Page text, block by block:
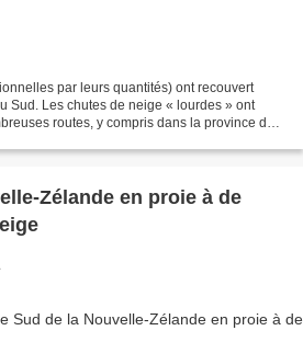
par leurs quantités) ont recouvert
Sud. Les chutes de neige « lourdes » ont
routes, y compris dans la province du
Zélande en proie à de